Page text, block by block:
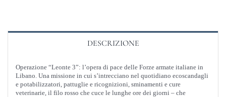
DESCRIZIONE
Operazione “Leonte 3”: l’opera di pace delle Forze armate italiane in
Libano. Una missione in cui s’intrecciano nel quotidiano ecoscandagli
e potabilizzatori, pattuglie e ricognizioni, sminamenti e cure
veterinarie, il filo rosso che cuce le lunghe ore dei giorni – che